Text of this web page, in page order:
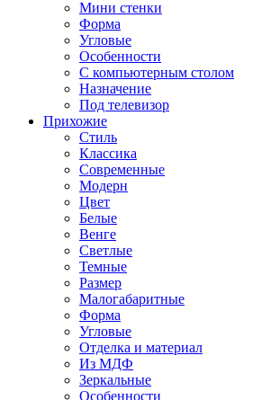
Мини стенки
Форма
Угловые
Особенности
С компьютерным столом
Назначение
Под телевизор
Прихожие
Стиль
Классика
Современные
Модерн
Цвет
Белые
Венге
Светлые
Темные
Размер
Малогабаритные
Форма
Угловые
Отделка и материал
Из МДФ
Зеркальные
Особенности